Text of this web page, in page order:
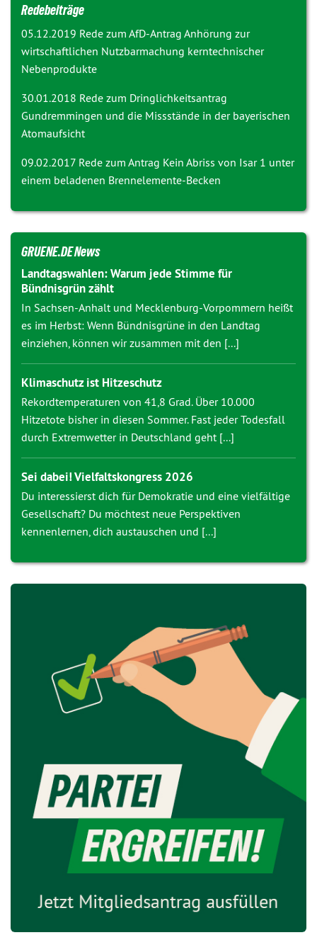
Redebeiträge
05.12.2019 Rede zum AfD-Antrag Anhörung zur
wirtschaftlichen Nutzbarmachung kerntechnischer
Nebenprodukte
30.01.2018 Rede zum Dringlichkeitsantrag
Gundremmingen und die Missstände in der bayerischen
Atomaufsicht
09.02.2017 Rede zum Antrag Kein Abriss von Isar 1 unter
einem beladenen Brennelemente-Becken
GRUENE.DE News
Landtagswahlen: Warum jede Stimme für
Bündnisgrün zählt
In Sachsen-Anhalt und Mecklenburg-Vorpommern heißt
es im Herbst: Wenn Bündnisgrüne in den Landtag
einziehen, können wir zusammen mit den [...]
Klimaschutz ist Hitzeschutz
Rekordtemperaturen von 41,8 Grad. Über 10.000
Hitzetote bisher in diesen Sommer. Fast jeder Todesfall
durch Extremwetter in Deutschland geht [...]
Sei dabei! Vielfaltskongress 2026
Du interessierst dich für Demokratie und eine vielfältige
Gesellschaft? Du möchtest neue Perspektiven
kennenlernen, dich austauschen und [...]